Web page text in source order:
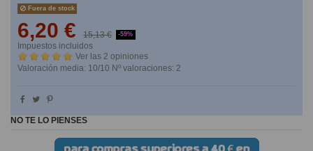
Fuera de stock
6,20 € 15,13 € -59%
Impuestos incluidos
Ver las 2 opiniones
Valoración media: 10/10 Nº valoraciones: 2
NO TE LO PIENSES